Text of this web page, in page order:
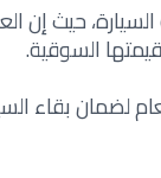
حيث إن
السوقية.
لضمان بقاء